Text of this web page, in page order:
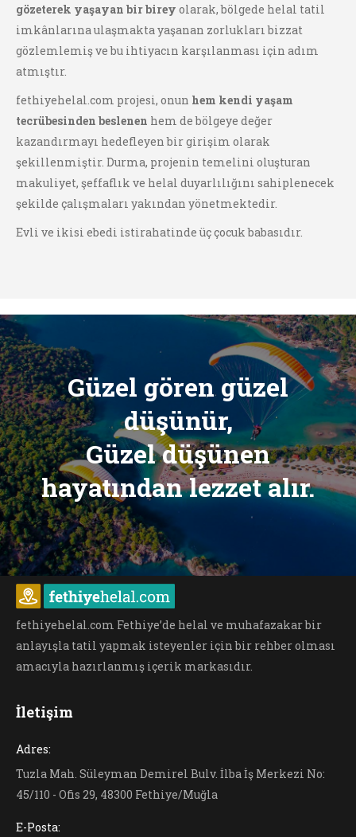
gözeterek yaşayan bir birey olarak, bölgede helal tatil
imkânlarına ulaşmakta yaşanan zorlukları bizzat
gözlemlemiş ve bu ihtiyacın karşılanması için adım
atmıştır.
fethiyehelal.com projesi, onun hem kendi yaşam
tecrübesinden beslenen hem de bölgeye değer
kazandırmayı hedefleyen bir girişim olarak
şekillenmiştir. Durma, projenin temelini oluşturan
makuliyet, şeffaflık ve helal duyarlılığını sahiplenecek
şekilde çalışmaları yakından yönetmektedir.
Evli ve ikisi ebedi istirahatinde üç çocuk babasıdır.
Güzel gören güzel
düşünür,
Güzel düşünen
hayatından lezzet alır.
fethiyehelal.com Fethiye’de helal ve muhafazakar bir
anlayışla tatil yapmak isteyenler için bir rehber olması
amacıyla hazırlanmış içerik markasıdır.
İletişim
Adres:
Tuzla Mah. Süleyman Demirel Bulv. İlba İş Merkezi No:
45/110 - Ofis 29, 48300 Fethiye/Muğla
E-Posta: